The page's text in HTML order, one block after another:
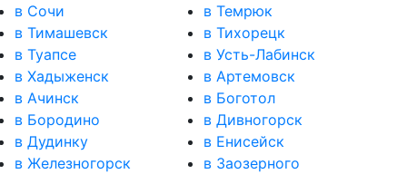
в Сочи
в Темрюк
в Тимашевск
в Тихорецк
в Туапсе
в Усть-Лабинск
в Хадыженск
в Артемовск
в Ачинск
в Боготол
в Бородино
в Дивногорск
в Дудинку
в Енисейск
в Железногорск
в Заозерного